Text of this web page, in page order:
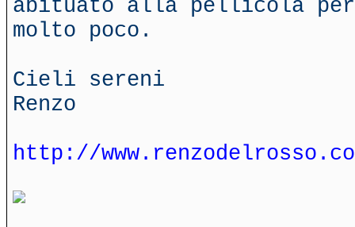
abituato alla pellicola
molto poco.
Cieli sereni
Renzo
http://